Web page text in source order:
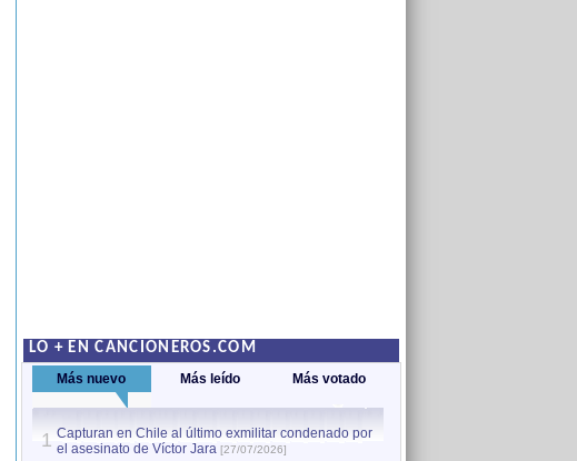
LO + EN CANCIONEROS.COM
Más nuevo Más leído Más votado
1 Capturan en Chile al último exmilitar condenado por
el asesinato de Víctor Jara [27/07/2026]